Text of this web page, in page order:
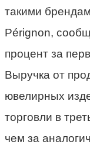
такими
Pérignon,
процент за
Выручка от
ювелирных
торговли в
чем за